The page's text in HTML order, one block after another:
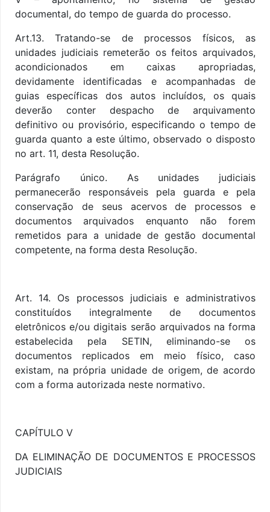
documental, do tempo de guarda do processo.
Art.13. Tratando-se de processos físicos, as
unidades judiciais remeterão os feitos arquivados,
acondicionados em caixas apropriadas,
devidamente identificadas e acompanhadas de
guias específicas dos autos incluídos, os quais
deverão conter despacho de arquivamento
definitivo ou provisório, especificando o tempo de
guarda quanto a este último, observado o disposto
no art. 11, desta Resolução.
Parágrafo único. As unidades judiciais
permanecerão responsáveis pela guarda e pela
conservação de seus acervos de processos e
documentos arquivados enquanto não forem
remetidos para a unidade de gestão documental
competente, na forma desta Resolução.
Art. 14. Os processos judiciais e administrativos
constituídos integralmente de documentos
eletrônicos e/ou digitais serão arquivados na forma
estabelecida pela SETIN, eliminando-se os
documentos replicados em meio físico, caso
existam, na própria unidade de origem, de acordo
com a forma autorizada neste normativo.
CAPÍTULO V
DA ELIMINAÇÃO DE DOCUMENTOS E PROCESSOS
JUDICIAIS